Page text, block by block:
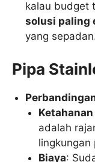
kalau budget
solusi paling
yang
Pipa
adalah
lingkungan
Biaya: